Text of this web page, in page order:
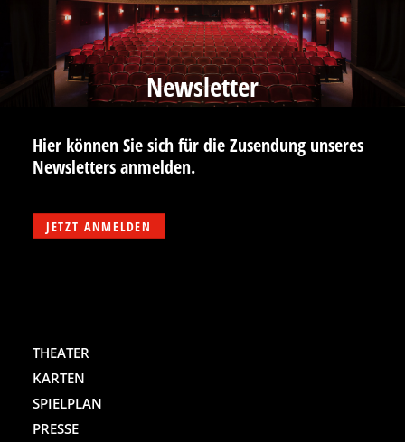
Newsletter
Hier können Sie sich für die Zusendung unseres
Newsletters anmelden.
JETZT ANMELDEN
THEATER
KARTEN
SPIELPLAN
PRESSE